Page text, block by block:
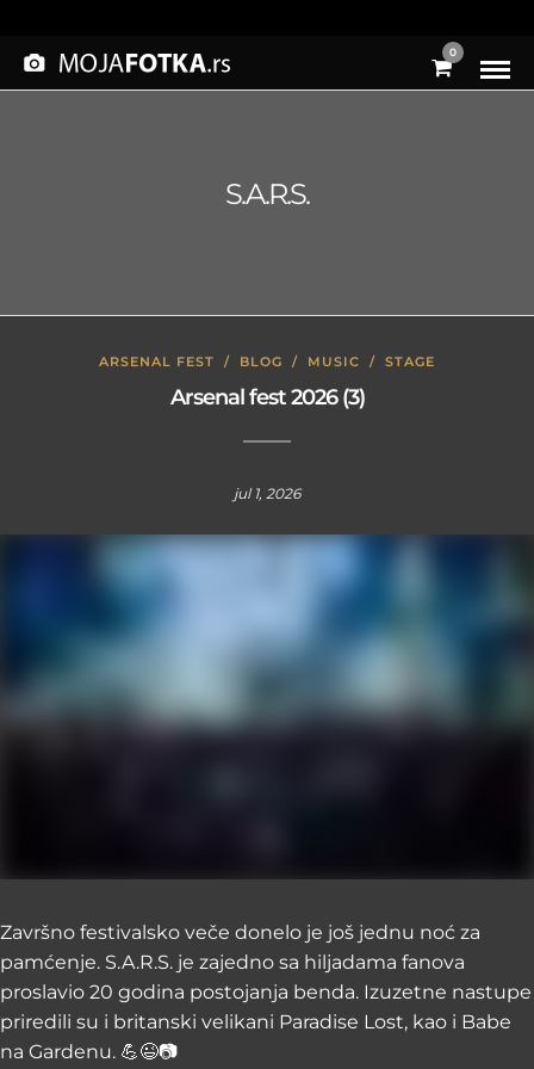
0
S.A.R.S.
ARSENAL FEST / BLOG / MUSIC / STAGE
Arsenal fest 2026 (3)
jul 1, 2026
Završno festivalsko veče donelo je još jednu noć za
pamćenje. S.A.R.S. je zajedno sa hiljadama fanova
proslavio 20 godina postojanja benda. Izuzetne nastupe
priredili su i britanski velikani Paradise Lost, kao i Babe
na Gardenu. 💪😉📷